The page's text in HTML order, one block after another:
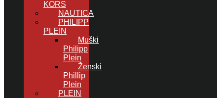
KORS
NAUTICA
PHILIPP
PLEIN
Muški
Philipp
Plein
Ženski
Phillip
Plein
PLEIN